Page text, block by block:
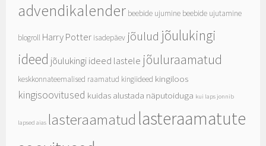
advendikalender beebide ujumine beebide ujutamine
blogroll Harry Potter isadepäev jõulud jõulukingi
ideed jõulukingi ideed lastele jõuluraamatud
keskkonnateemalised raamatud kingiideed kingiloos
kingisoovitused kuidas alustada näputoiduga kui laps jonnib
lapsed aias lasteraamatud lasteraamatute